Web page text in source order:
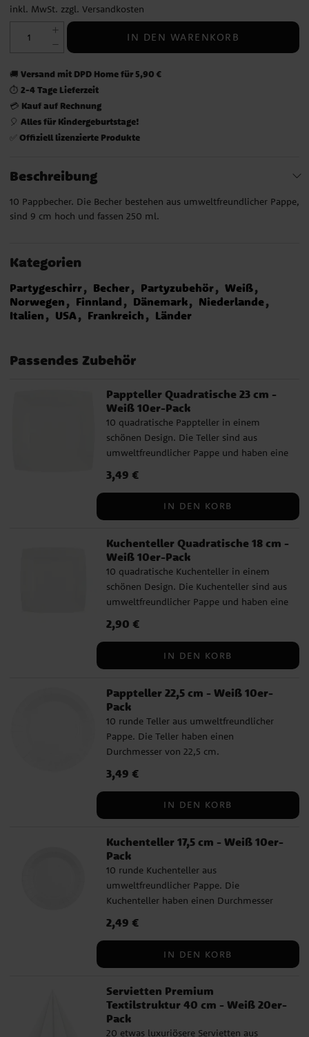
inkl. MwSt. zzgl. Versandkosten
IN DEN WARENKORB
🚚 Versand mit DPD Home für 5,90 €
⏱️ 2-4 Tage Lieferzeit
💳 Kauf auf Rechnung
🎈 Alles für Kindergeburtstage!
✅ Offiziell lizenzierte Produkte
Beschreibung
10 Pappbecher. Die Becher bestehen aus umweltfreundlicher Pappe,
sind 9 cm hoch und fassen 250 ml.
Kategorien
Partygeschirr Becher Partyzubehör
Weiß
Norwegen
Finnland Dänemark
Niederlande
Italien
USA Frankreich Länder
Passendes Zubehör
Pappteller Quadratische 23 cm -
Weiß 10er-Pack
10 quadratische Pappteller in einem
schönen Design. Die Teller sind aus
umweltfreundlicher Pappe und haben eine
Preis :3,49 €
3,49 €
IN DEN KORB
Kuchenteller Quadratische 18 cm -
Weiß 10er-Pack
10 quadratische Kuchenteller in einem
schönen Design. Die Kuchenteller sind aus
umweltfreundlicher Pappe und haben eine
Preis :2,90 €
2,90 €
IN DEN KORB
Pappteller 22,5 cm - Weiß 10er-
Pack
10 runde Teller aus umweltfreundlicher
Pappe. Die Teller haben einen
Durchmesser von 22,5 cm.
Preis :3,49 €
3,49 €
IN DEN KORB
Kuchenteller 17,5 cm - Weiß 10er-
Pack
10 runde Kuchenteller aus
umweltfreundlicher Pappe. Die
Kuchenteller haben einen Durchmesser
Preis :2,49 €
2,49 €
IN DEN KORB
Servietten Premium
Textilstruktur 40 cm - Weiß 20er-
Pack
20 etwas luxuriösere Servietten aus